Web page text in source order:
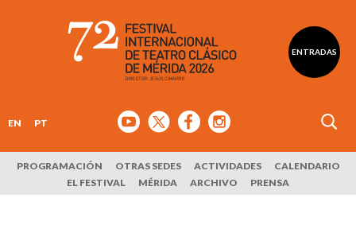
ENTRADAS
EN PT
PROGRAMACIÓN OTRAS SEDES ACTIVIDADES
CALENDARIO
EL FESTIVAL
MÉRIDA ARCHIVO PRENSA